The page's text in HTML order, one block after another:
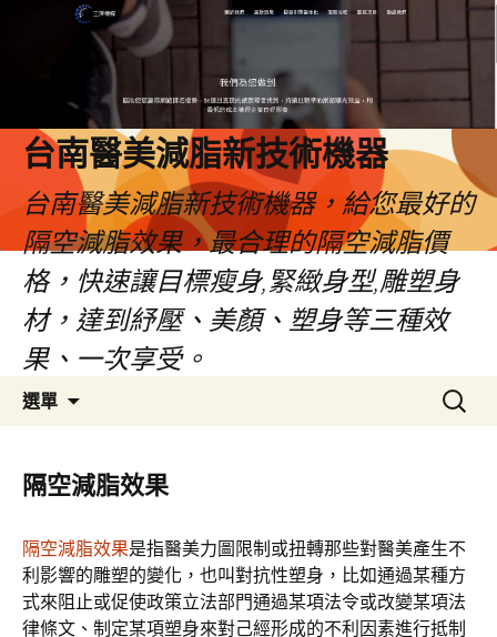
台南醫美減脂新技術機器
台南醫美減脂新技術機器，給您最好的
隔空減脂效果，最合理的隔空減脂價
格，快速讓目標瘦身,緊緻身型,雕塑身
材，達到紓壓、美顏、塑身等三種效
果、一次享受。
選單
容
搜
尋
隔空減脂效果
隔空減脂效果是指醫美力圖限制或扭轉那些對醫美產生不
利影響的雕塑的變化，也叫對抗性塑身，比如通過某種方
式來阻止或促使政策立法部門通過某項法令或改變某項法
律條文、制定某項塑身來對己經形成的不利因素進行抵制